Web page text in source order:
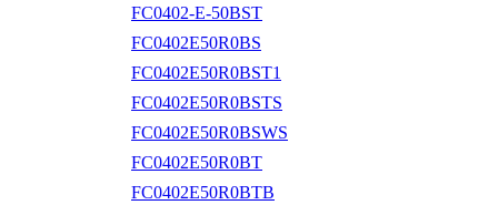
FC0402-E-50BST
FC0402E50R0BS
FC0402E50R0BST1
FC0402E50R0BSTS
FC0402E50R0BSWS
FC0402E50R0BT
FC0402E50R0BTB